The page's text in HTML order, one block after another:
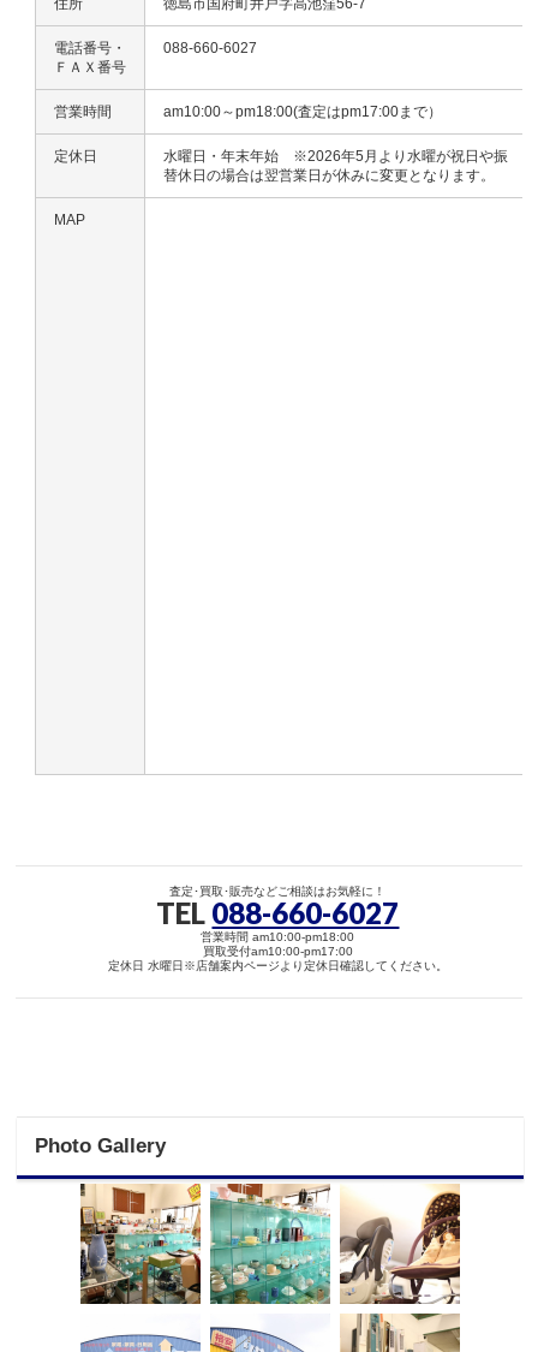
住所 徳島市国府町井戸字高池窪56-7
電話番号・
ＦＡＸ番号
088-660-6027
営業時間 am10:00～pm18:00(査定はpm17:00まで）
定休日
水曜日・年末年始 ※2026年5月より水曜が祝日や振
替休日の場合は翌営業日が休みに変更となります。
MAP
査定･買取･販売などご相談はお気軽に！
TEL 088-660-6027
営業時間 am10:00-pm18:00
買取受付am10:00-pm17:00
定休日 水曜日※店舗案内ページより定休日確認してください。
Photo Gallery